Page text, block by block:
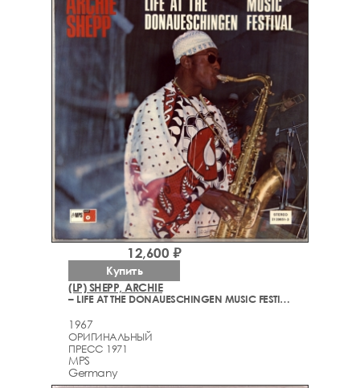
(LP) SHEPP, ARCHIE
– LIFE AT THE DONAUESCHINGEN MUSIC FESTIVAL
1967
ОРИГИНАЛЬНЫЙ
ПРЕСС 1971
MPS
Germany
12,600 ₽
Купить